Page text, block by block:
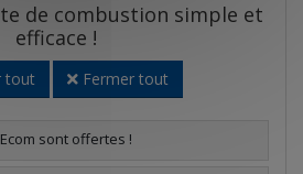
de combustion simple et
efficace !
tout Fermer tout
sont offertes !